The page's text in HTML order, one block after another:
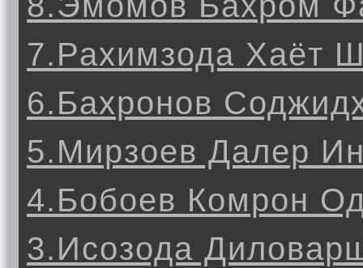
7.Рахимзода Хаёт
6.Бахронов
5.Мирзоев Далер
4.Бобоев Комрон
3.Исозода